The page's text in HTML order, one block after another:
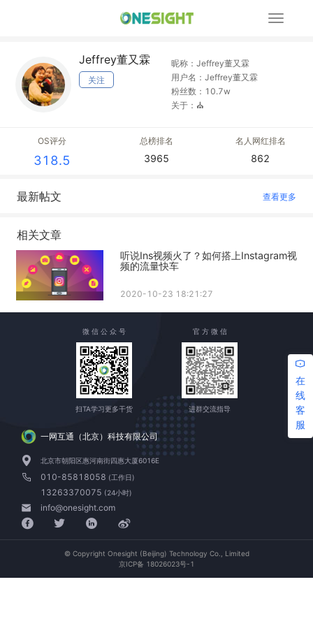
展
Jeffrey董又霖
关注
昵称：Jeffrey董又霖
用户名：Jeffrey董又霖
粉丝数：10.7w
关于：⛪️
OS评分
318.5
总榜排名
3965
名人网红排名
862
最新帖文 查看更多
相关文章
听说Ins视频火了？如何搭上Instagram视
频的流量快车
2020-10-23 18:21:27
在
线
客
服
一网互通（北京）科技有限公司
北京市朝阳区惠河南街四惠大厦6016E
010-85818058 (工作日)
13263370075 (24小时)
info@onesight.com
微 信 公 众 号
扫TA学习更多干货
官 方 微 信
进群交流指导
© Copyright Onesight (Beijing) Technology Co., Limited
京ICP备 18026023号-1